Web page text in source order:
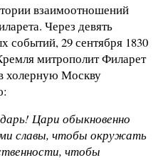
взаимоотношений
Через девять
событий, 29 сентября 1830
митрополит Филарет
холерную Москву
Цари обыкновенно
славы, чтобы окружать
чтобы